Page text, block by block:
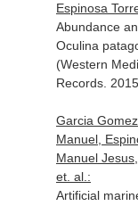
Espinosa
Abundance
Oculina
(Western
Records.
Garcia
Manuel,
Manuel
et. al.:
Artificial